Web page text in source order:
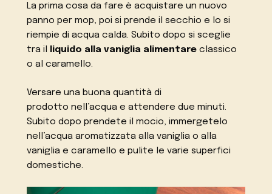
La prima cosa da fare è acquistare un nuovo
panno per mop, poi si prende il secchio e lo si
riempie di acqua calda. Subito dopo si sceglie
tra il
liquido alla vaniglia alimentare classico
o al caramello.
Versare una buona quantità di
prodotto nell’acqua e attendere due minuti.
Subito dopo prendete il mocio, immergetelo
nell’acqua aromatizzata alla vaniglia o alla
vaniglia e caramello e pulite le varie superfici
domestiche.